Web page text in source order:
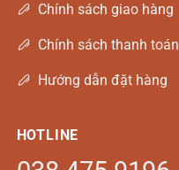
Chính sách giao hàng
Chính sách thanh toán
Hướng dẫn đặt hàng
HOTLINE